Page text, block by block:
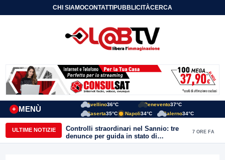
CHI SIAMOCONTATTIPUBBLICITÀCERCA
MENÙ
+
Avellino36°C Benevento37°C
Caserta35°C Napoli34°C Salerno34°C
ULTIME NOTIZIE
Controlli straordinari nel Sannio: tre
denunce per guida in stato di
ebbrezza, un arresto e 1.500 kg di
7 ORE FA